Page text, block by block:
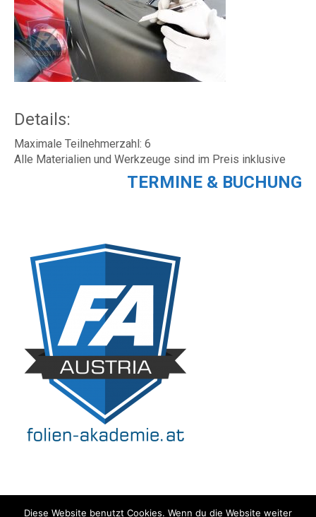
Details:
Maximale Teilnehmerzahl: 6
Alle Materialien und Werkzeuge sind im Preis inklusive
TERMINE & BUCHUNG
Diese Website benutzt Cookies. Wenn du die Website weiter